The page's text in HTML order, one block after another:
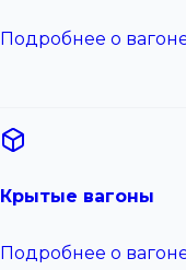
Подробнее о
Крытые вагоны
Подробнее о